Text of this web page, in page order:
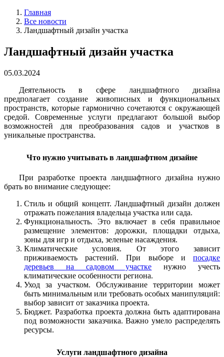
Главная
Все новости
Ландшафтный дизайн участка
Ландшафтный дизайн участка
05.03.2024
Деятельность в сфере ландшафтного дизайна
предполагает создание живописных и функциональных
пространств, которые гармонично сочетаются с окружающей
средой. Современные услуги предлагают большой выбор
возможностей для преобразования садов и участков в
уникальные пространства.
Что нужно учитывать в ландшафтном дизайне
При разработке проекта ландшафтного дизайна нужно
брать во внимание следующее:
Стиль и общий концепт. Ландшафтный дизайн должен
отражать пожелания владельца участка или сада.
Функциональность. Это включает в себя правильное
размещение элементов: дорожки, площадки отдыха,
зоны для игр и отдыха, зеленые насаждения.
Климатические условия. От этого зависит
приживаемость растений. При выборе и посадке
деревьев на садовом участке нужно учесть
климатические особенности региона.
Уход за участком. Обслуживание территории может
быть минимальным или требовать особых манипуляций:
выбор зависит от заказчика проекта.
Бюджет. Разработка проекта должна быть адаптирована
под возможности заказчика. Важно умело распределять
ресурсы.
Услуги ландшафтного дизайна